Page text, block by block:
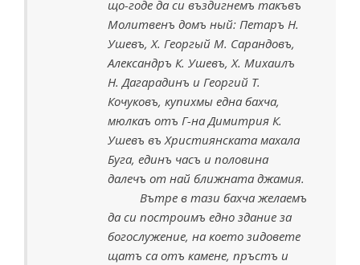
що-годе да си въздигнемъ такъвъ
Молитвенъ домъ ный: Петаръ Н.
Ушевъ, Х. Георгый М. Сарандовъ,
Александръ К. Ушевъ, Х. Михаилъ
Н. Дагарадинъ и Георгий Т.
Кочуковъ, купихмы една бахча,
мюлкаъ отъ Г-на Димитрия К.
Ушевъ въ Християнската махала
Буга, единъ часъ и половина
далечъ от най ближната джамия.
Вътре в тази бахча желаемъ
да си построимъ едно здание за
богослужение, на което зидовете
щатъ са отъ камене, пръстъ и